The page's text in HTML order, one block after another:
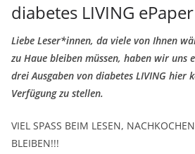
diabetes LIVING ePaper
Liebe Leser*innen, da viele von Ihnen
zu Haue bleiben müssen, haben wir uns
drei Ausgaben von diabetes LIVING hier
Verfügung zu stellen.
VIEL SPASS BEIM LESEN,
BLEIBEN!!!